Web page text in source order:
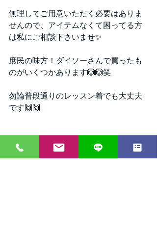
無理してご用意いただく必要はありま
せんので、アイテムなくて困ってる方
は私にご相談下さいませ✨
庶民の味方！ダイソーさんで買ったも
のがいくつかあります🙆🙆笑
勿論普段通りのレッスン着でも大丈夫
です🙌🙌
クリスマスや忘年会等、年末年始イベ
ントを楽しく迎えられるよう、皆さん